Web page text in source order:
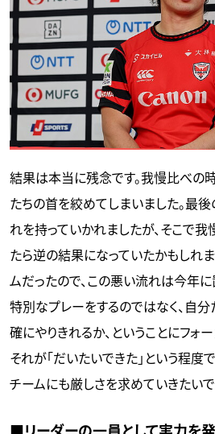
結果は本当に残念です。我慢比べの
たちの首を絞めてしまいました。最
れを持っていかれましたが、そこで
たら逆の結果になっていたかもしれ
ムだったので、この悪い流れは今年に
特別なプレーをするのではなく、自
確にやりきれるか、ということにフォー
それが「だいたいできた」という程度
チームにも厳しさを求めていきたいで